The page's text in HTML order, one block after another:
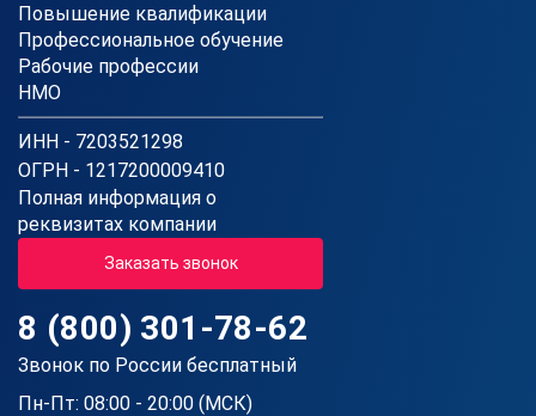
Повышение квалификации
Профессиональное обучение
Рабочие профессии
НМО
ИНН - 7203521298
ОГРН - 1217200009410
Полная информация о
реквизитах компании
Заказать звонок
8 (800) 301-78-62
Звонок по России бесплатный
Пн-Пт: 08:00 - 20:00 (МСК)